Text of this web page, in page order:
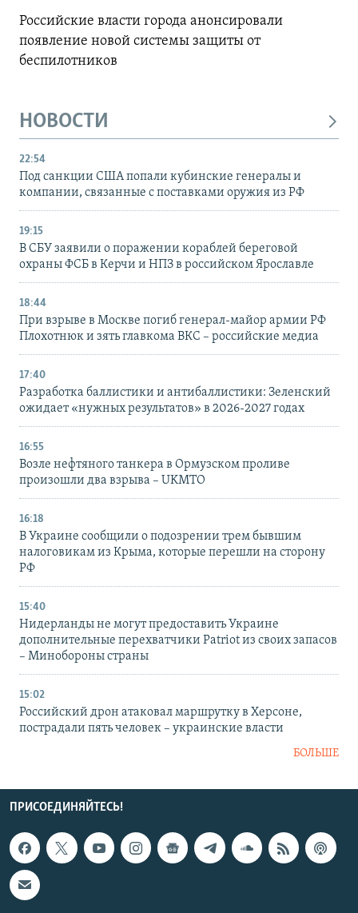
Российские власти города анонсировали
появление новой системы защиты от
беспилотников
НОВОСТИ
22:54
Под санкции США попали кубинские генералы и
компании, связанные с поставками оружия из РФ
19:15
В СБУ заявили о поражении кораблей береговой
охраны ФСБ в Керчи и НПЗ в российском Ярославле
18:44
При взрыве в Москве погиб генерал-майор армии РФ
Плохотнюк и зять главкома ВКС – российские медиа
17:40
Разработка баллистики и антибаллистики: Зеленский
ожидает «нужных результатов» в 2026-2027 годах
16:55
Возле нефтяного танкера в Ормузском проливе
произошли два взрыва – UKMTO
16:18
В Украине сообщили о подозрении трем бывшим
налоговикам из Крыма, которые перешли на сторону
РФ
15:40
Нидерланды не могут предоставить Украине
дополнительные перехватчики Patriot из своих запасов
– Минобороны страны
15:02
Российский дрон атаковал маршрутку в Херсоне,
пострадали пять человек – украинские власти
БОЛЬШЕ
ПРИСОЕДИНЯЙТЕСЬ!